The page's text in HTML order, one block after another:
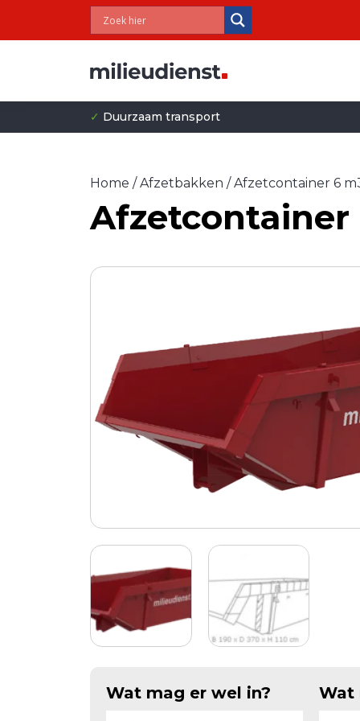
✓ Duurzaam transport
Home /Afzetbakken / Afzetcontainer 6
Afzetcontainer
Wat mag er wel in? Wat